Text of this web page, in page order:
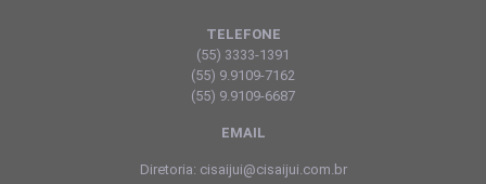
TELEFONE
(55) 3333-1391
(55) 9.9109-7162
(55) 9.9109-6687
EMAIL
Diretoria: cisaijui@cisaijui.com.br